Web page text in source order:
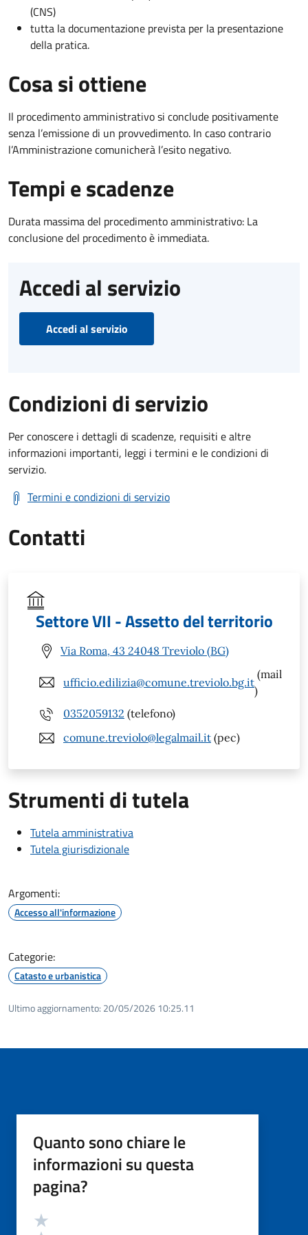
(CNS)
tutta la documentazione prevista per la presentazione
della pratica.
Cosa si ottiene
Il procedimento amministrativo si conclude positivamente
senza l’emissione di un provvedimento. In caso contrario
l’Amministrazione comunicherà l’esito negativo.
Tempi e scadenze
Durata massima del procedimento amministrativo: La
conclusione del procedimento è immediata.
Accedi al servizio
Accedi al servizio
Condizioni di servizio
Per conoscere i dettagli di scadenze, requisiti e altre
informazioni importanti, leggi i termini e le condizioni di
servizio.
Termini e condizioni di servizio
Contatti
Settore VII - Assetto del territorio
Via Roma, 43 24048 Treviolo (BG)
ufficio.edilizia@comune.treviolo.bg.it
(mail
)
0352059132 (telefono)
comune.treviolo@legalmail.it (pec)
Strumenti di tutela
Tutela amministrativa
Tutela giurisdizionale
Argomenti:
Accesso all'informazione
Categorie:
Catasto e urbanistica
Ultimo aggiornamento: 20/05/2026 10:25.11
Quanto sono chiare le
informazioni su questa
pagina?
Valutazione